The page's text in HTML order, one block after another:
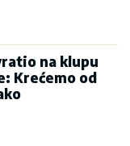
na klupu
Krećemo od